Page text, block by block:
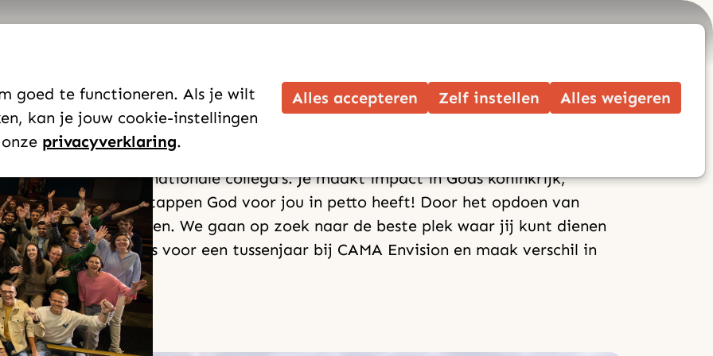
goed te functioneren. Als je wilt
kan je jouw cookie-instellingen
privacyverklaring.
Alles accepteren Zelf instellen Alles weigeren
CAMA Envision heeft
jouw rol in Gods missie kunt
of internationale collega’s. Je maakt impact in Gods koninkrijk,
welke vervolgstappen God voor jou in petto heeft! Door het opdoen van
eigen geloofsleven. We gaan op zoek naar de beste plek waar jij kunt dienen
uitdaging aan: kies voor een tussenjaar bij CAMA Envision en maak verschil in